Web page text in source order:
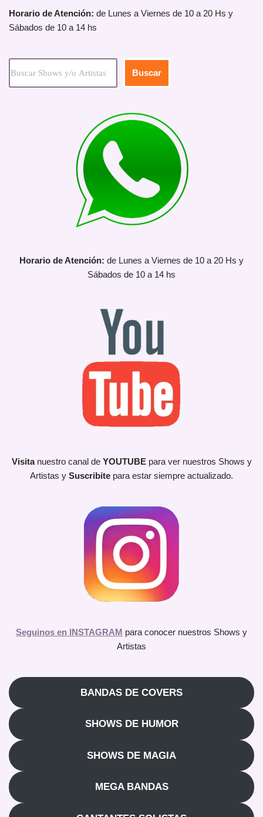
Horario de Atención: de Lunes a Viernes de 10 a 20 Hs y
Sábados de 10 a 14 hs
Buscar
Horario de Atención: de Lunes a Viernes de 10 a 20 Hs y
Sábados de 10 a 14 hs
Visita nuestro canal de YOUTUBEpara ver nuestros Shows y
Artistas y Suscribite para estar siempre actualizado.
Seguinos en INSTAGRAM para conocer nuestros Shows y
Artistas
BANDAS DE COVERS
SHOWS DE HUMOR
SHOWS DE MAGIA
MEGA BANDAS